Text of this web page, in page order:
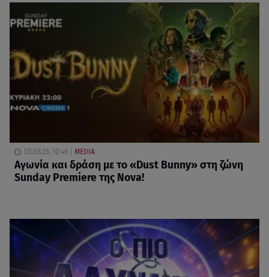
05.08.26, 10:46 MEDIA
Αγωνία και δράση με το «Dust Bunny» στη ζώνη
Sunday Premiere της Nova!